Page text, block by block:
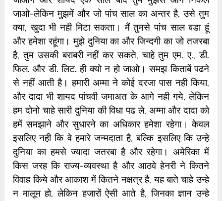
जाओ-लेकिन मुझमें और जो पांच साल का अन्‍तर है, उसे तुम
क्‍या, खुदा भी नही मिटा सकता। मैं तुमसे पांच साल बडा हूं
और हमेशा रहूंगा। मुझे दुनिया का और जिन्‍दगी का जो तजरबा
है, तुम उसकी बराबरी नहीं कर सकते, चाहे तुम एम. ए., डी.
फिल. और डी. लिट. ही क्‍यो न हो जाओ। समझ किताबें पढने
से नहीं आती है। हमारी अम्‍मा ने कोई दरजा पास नही किया,
और दादा भी शायद पांचवी जमाअत के आगे नही गये, लेकिन
हम दोनो चाहे सारी दुनिया की विधा पढ ले, अम्‍मा और दादा को
हमें समझाने और सुधारने का अधिकार हमेशा रहेगा। केवल
इसलिए नही कि वे हमारे जन्‍मदाता है, ब‍ल्कि इसलिए कि उन्‍हे
दुनिया का हमसे ज्‍यादा जतरबा है और रहेगा। अमेरिका में
किस जरह कि राज्‍य-व्‍यवस्‍था है और आठवे हेनरी ने कितने
विवाह किये और आकाश में कितने नक्षत्र है, यह बाते चाहे उन्‍हे
न मालूम हो, लेकिन हजारों ऐसी आते है, जिनका ज्ञान उन्‍हे